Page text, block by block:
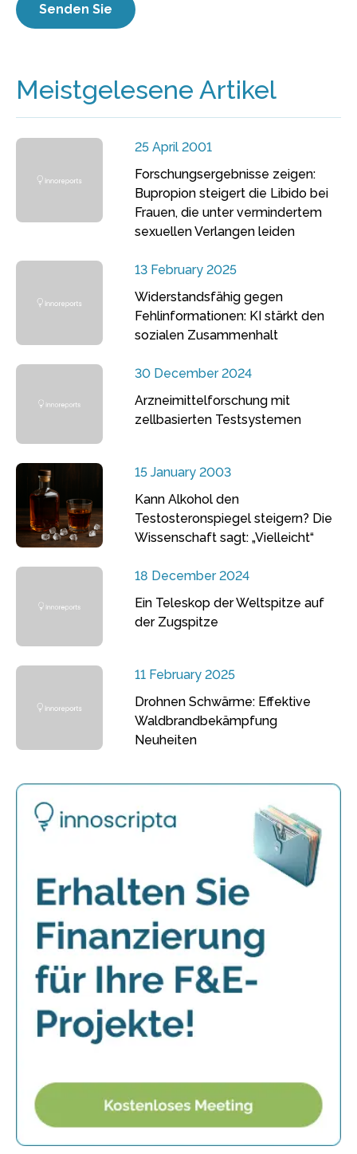
Meistgelesene Artikel
25 April 2001
Forschungsergebnisse zeigen:
Bupropion steigert die Libido bei
Frauen, die unter vermindertem
sexuellen Verlangen leiden
13 February 2025
Widerstandsfähig gegen
Fehlinformationen: KI stärkt den
sozialen Zusammenhalt
30 December 2024
Arzneimittelforschung mit
zellbasierten Testsystemen
15 January 2003
Kann Alkohol den
Testosteronspiegel steigern? Die
Wissenschaft sagt: „Vielleicht“
18 December 2024
Ein Teleskop der Weltspitze auf
der Zugspitze
11 February 2025
Drohnen Schwärme: Effektive
Waldbrandbekämpfung
Neuheiten